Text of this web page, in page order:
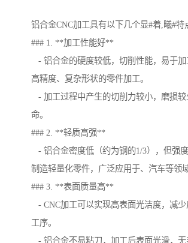
铝合金CNC加工具有以下几个显#着,曦#特
### 1. **加工性能好**
- 铝合金的硬度较低，切削性能，易于
高精度、复杂形状的零件加工。
- 加工过程中产生的切削力较小，磨损
命。
### 2. **轻质高强**
- 铝合金密度低（约为钢的1/3），但强
制造轻量化零件，广泛应用于、汽车等领域
### 3. **表面质量高**
- CNC加工可以实现高表面光洁度，减
工序。
- 铝合金不易粘刀，加工后表面光滑，无